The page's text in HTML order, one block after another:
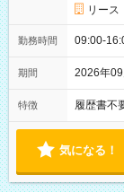
リース
勤務時間 09:00-
期間 2026年
特徴 履歴書不
気になる！